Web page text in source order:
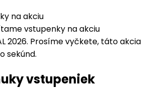
na akciu
vstupenky na akciu
2026. Prosíme vyčkete, táto akcia
sekúnd.
vstupeniek